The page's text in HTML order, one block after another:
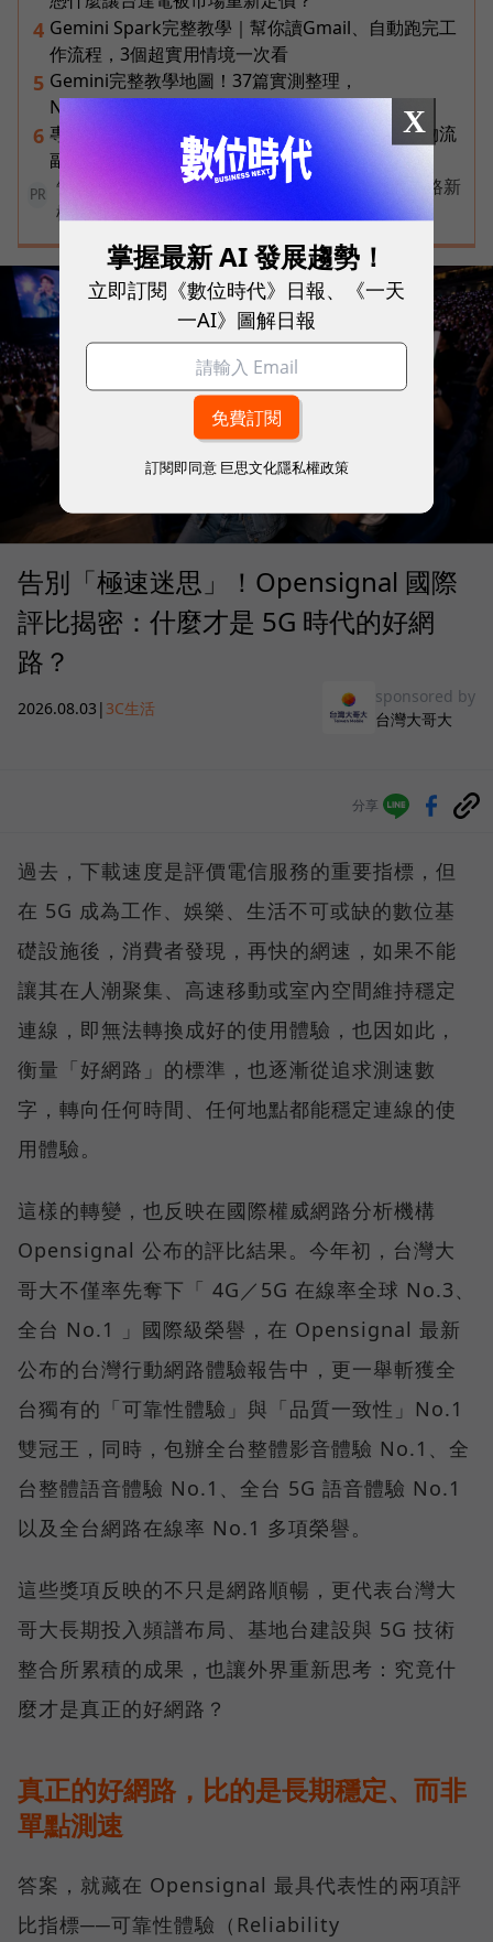
4 Gemini Spark完整教學｜幫你讀Gmail、自動跑完工
作流程，3個超實用情境一次看
5 Gemini完整教學地圖！37篇實測整理，
Notebooks、Spark、提示詞架構全打包
6 專訪｜進貨沒變快，momo為何仍導入機器人？物流
副總揭比拚速度更棘手的缺工難題
PR
告別極速迷思！台灣大哥大奪國際雙冠揭密好網路新
標準
告別「極速迷思」！Opensignal 國際
評比揭密：什麼才是 5G 時代的好網
路？
2026.08.03 | 3C生活
sponsored by
台灣大哥大
分享
過去，下載速度是評價電信服務的重要指標，但
在 5G 成為工作、娛樂、生活不可或缺的數位基
礎設施後，消費者發現，再快的網速，如果不能
讓其在人潮聚集、高速移動或室內空間維持穩定
連線，即無法轉換成好的使用體驗，也因如此，
衡量「好網路」的標準，也逐漸從追求測速數
字，轉向任何時間、任何地點都能穩定連線的使
用體驗。
這樣的轉變，也反映在國際權威網路分析機構
Opensignal 公布的評比結果。今年初，台灣大
哥大不僅率先奪下「 4G／5G 在線率全球 No.3、
全台 No.1 」國際級榮譽，在 Opensignal 最新
公布的台灣行動網路體驗報告中，更一舉斬獲全
台獨有的「可靠性體驗」與「品質一致性」No.1
雙冠王，同時，包辦全台整體影音體驗 No.1、全
台整體語音體驗 No.1、全台 5G 語音體驗 No.1
以及全台網路在線率 No.1 多項榮譽。
這些獎項反映的不只是網路順暢，更代表台灣大
哥大長期投入頻譜布局、基地台建設與 5G 技術
整合所累積的成果，也讓外界重新思考：究竟什
麼才是真正的好網路？
真正的好網路，比的是長期穩定、而非
單點測速
答案，就藏在 Opensignal 最具代表性的兩項評
比指標──可靠性體驗（Reliability
X
掌握最新 AI 發展趨勢！
立即訂閱《數位時代》日報、《一天
一AI》圖解日報
訂閱即同意 巨思文化隱私權政策